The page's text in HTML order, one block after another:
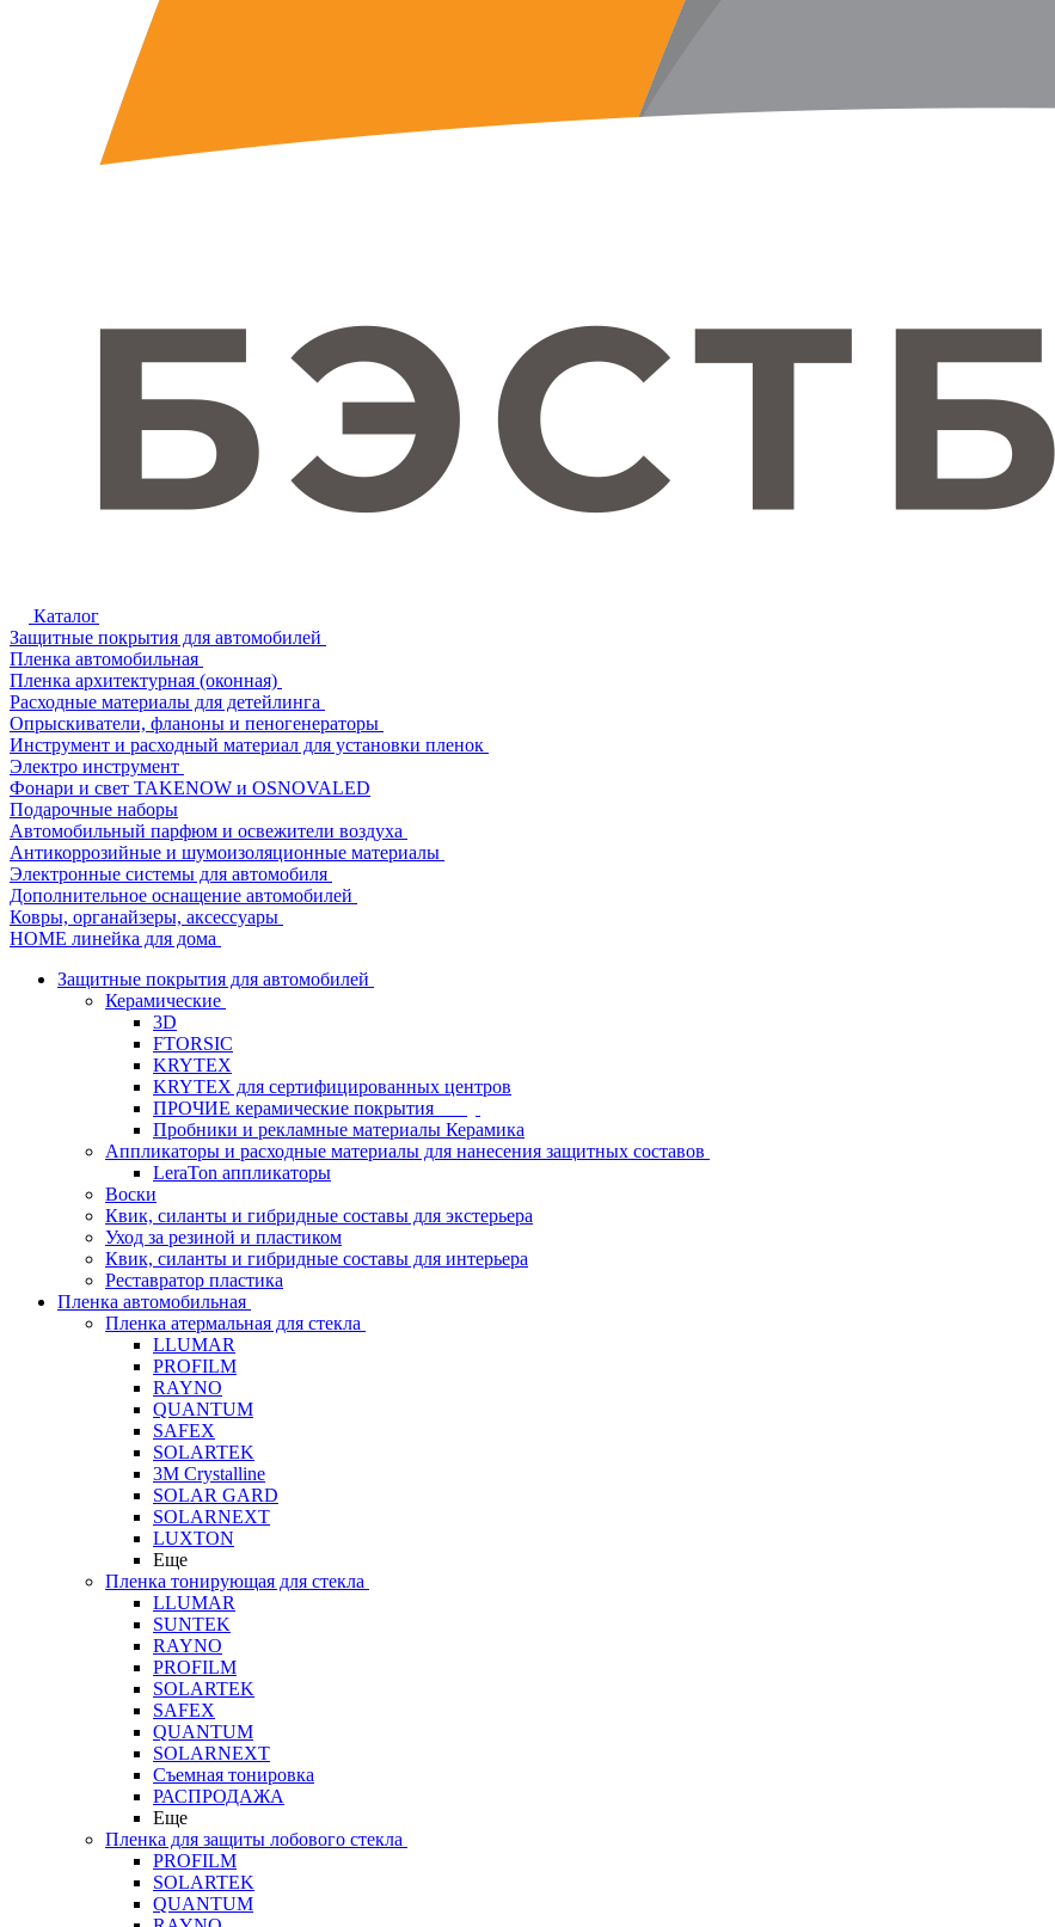
Каталог
Защитные покрытия для автомобилей
Пленка автомобильная
Пленка архитектурная (оконная)
Расходные материалы для детейлинга
Опрыскиватели, фланоны и пеногенераторы
Инструмент и расходный материал для установки пленок
Электро инструмент
Фонари и свет TAKENOW и OSNOVALED
Подарочные наборы
Автомобильный парфюм и освежители воздуха
Антикоррозийные и шумоизоляционные материалы
Электронные системы для автомобиля
Дополнительное оснащение автомобилей
Ковры, органайзеры, аксессуары
HOME линейка для дома
Защитные покрытия для автомобилей
Керамические
3D
FTORSIC
KRYTEX
KRYTEX для сертифицированных центров
ПРОЧИЕ керамические покрытия
Пробники и рекламные материалы Керамика
Аппликаторы и расходные материалы для нанесения защитных составов
LeraTon аппликаторы
Воски
Квик, силанты и гибридные составы для экстерьера
Уход за резиной и пластиком
Квик, силанты и гибридные составы для интерьера
Реставратор пластика
Пленка автомобильная
Пленка атермальная для стекла
LLUMAR
PROFILM
RAYNO
QUANTUM
SAFEX
SOLARTEK
3M Crystalline
SOLAR GARD
SOLARNEXT
LUXTON
Еще
Пленка тонирующая для стекла
LLUMAR
SUNTEK
RAYNO
PROFILM
SOLARTEK
SAFEX
QUANTUM
SOLARNEXT
Съемная тонировка
РАСПРОДАЖА
Еще
Пленка для защиты лобового стекла
PROFILM
SOLARTEK
QUANTUM